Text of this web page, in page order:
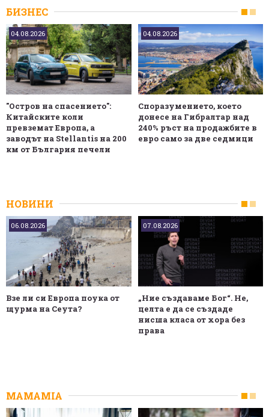
БИЗНЕС
04.08.2026
"Остров на спасението":
Китайските коли
превземат Европа, а
заводът на Stellantis на 200
км от България печели
04.08.2026
Споразумението, което
донесе на Гибралтар над
240% ръст на продажбите в
евро само за две седмици
НОВИНИ
06.08.2026
Взе ли си Европа поука от
щурма на Сеута?
07.08.2026
„Ние създаваме Бог“. Не,
целта е да се създаде
нисша класа от хора без
права
MAMAMIA